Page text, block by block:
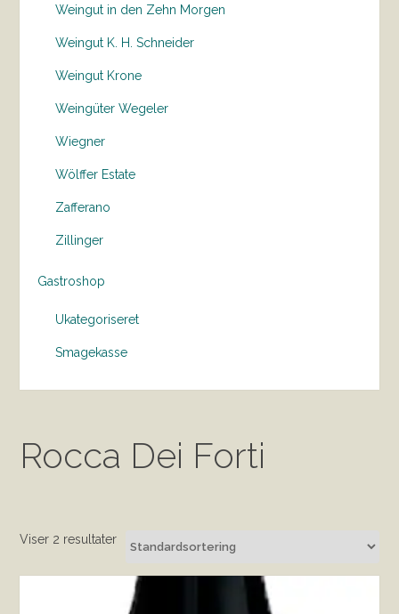
Weingut in den Zehn Morgen
Weingut K. H. Schneider
Weingut Krone
Weingüter Wegeler
Wiegner
Wölffer Estate
Zafferano
Zillinger
Gastroshop
Ukategoriseret
Smagekasse
Rocca Dei Forti
Viser 2 resultater